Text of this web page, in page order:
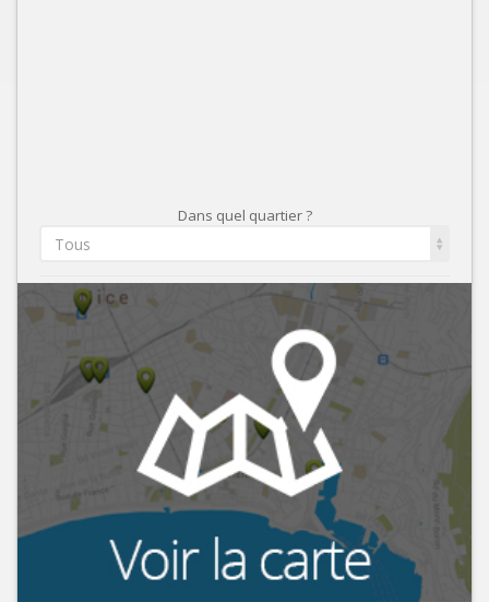
Dans quel quartier ?
Tous